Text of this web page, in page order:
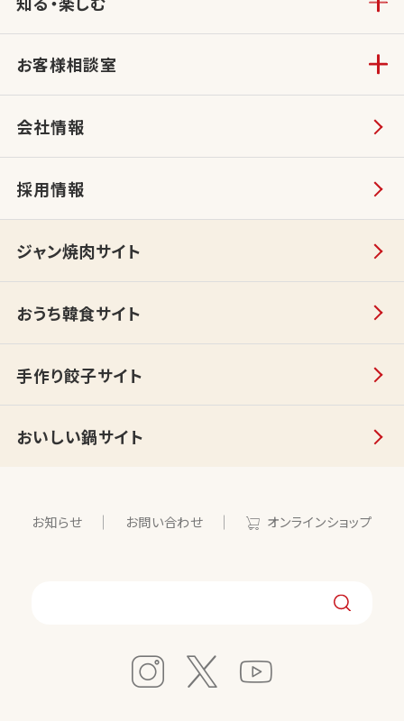
お客様相談室
会社情報
採用情報
ジャン焼肉サイト
おうち韓食サイト
手作り餃子サイト
おいしい鍋サイト
お知らせ お問い合わせ オンラインショップ